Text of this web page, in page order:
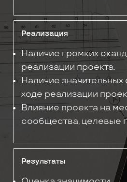
Реализация
Наличие громких
реализации проекта.
Наличие значительных
ходе реализации
Влияние проекта на
сообщества, целевые
Результаты